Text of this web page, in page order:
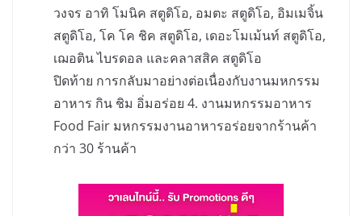
วงจร อาทิ โมนิค สตูดิโอ, อมตะ สตูดิโอ, อิมเมจิ้น
สตูดิโอ, โค โค ชิค สตูดิโอ, เดอะโมเม้นท์ สตูดิโอ,
เฌอติน ไบรดอล และคลาสสิค สตูดิโอ
ปิดท้าย การกลับมาอย่างต่อเนื่องกับงานมหกรรม
อาหาร กิน ชิม อิ่มอร่อย 4. งานมหกรรมอาหาร
Food Fair มหกรรมงานอาหารอร่อยจากร้านค้า
กว่า 30 ร้านค้า